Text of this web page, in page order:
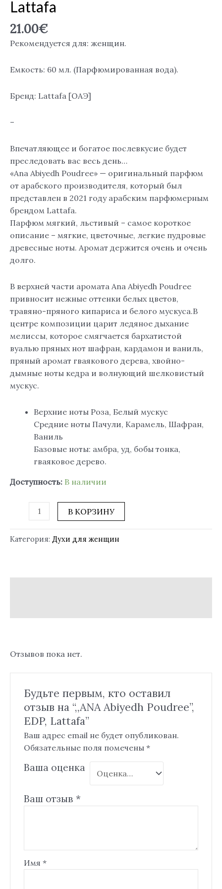
Lattafa
21.00€
Рекомендуется для: женщин.
Емкость: 60 мл. (Парфюмированная вода).
Бренд: Lattafa [ОАЭ]
–
Впечатляющее и богатое послевкусие будет
преследовать вас весь день…
«Ana Abiyedh Poudree» — оригинальный парфюм
от арабского производителя, который был
представлен в 2021 году арабским парфюмерным
брендом Lattafa.
Парфюм мягкий, льстивый – самое короткое
описание – мягкие, цветочные, легкие пудровые
древесные ноты. Аромат держится очень и очень
долго.
В верхней части аромата Ana Abiyedh Poudree
привносит нежные оттенки белых цветов,
травяно-пряного кипариса и белого мускуса.В
центре композиции царит ледяное дыхание
мелиссы, которое смягчается бархатистой
вуалью пряных нот шафран, кардамон и ваниль,
пряный аромат гваякового дерева, хвойно-
дымные ноты кедра и волнующий шелковистый
мускус.
Верхние ноты Роза, Белый мускус
Средние ноты Пачули, Карамель, Шафран,
Ваниль
Базовые ноты: амбра, уд, бобы тонка,
гваяковое дерево.
Доступность: В наличии
Poudree",
Lattafa
В КОРЗИНУ
Категория: Духи для женщин
Отзывов пока нет.
Будьте первым, кто оставил
отзыв на “,,ANA Abiyedh Poudree”,
EDP, Lattafa”
Ваш адрес email не будет опубликован.
Обязательные поля помечены *
Ваша оценка
Ваш отзыв *
Имя *